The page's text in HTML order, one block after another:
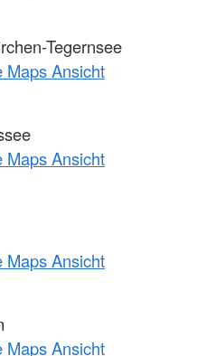
Tegernsee
Maps Ansicht
Maps Ansicht
Maps Ansicht
Maps Ansicht